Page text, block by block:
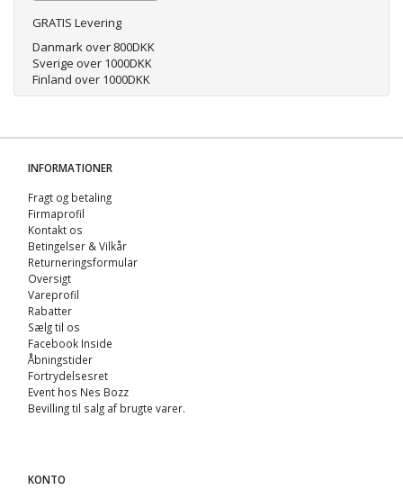
GRATIS Levering
Danmark over 800DKK
Sverige over 1000DKK
Finland over 1000DKK
INFORMATIONER
Fragt og betaling
Firmaprofil
Kontakt os
Betingelser & Vilkår
Returneringsformular
Oversigt
Vareprofil
Rabatter
Sælg til os
Facebook Inside
Åbningstider
Fortrydelsesret
Event hos Nes Bozz
Bevilling til salg af brugte varer.
KONTO